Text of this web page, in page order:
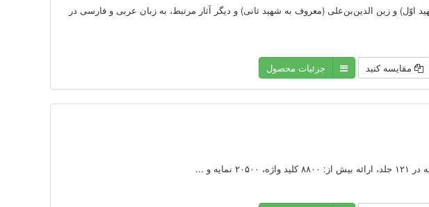
(معروف به شهيد اوّل) و زين الدين‌بن‌علی (معروف به شهيد ثانی) و ديگر آثار مرتبط، به زبان عربی و فارسی در
مقایسه کنید جزئیات محصول